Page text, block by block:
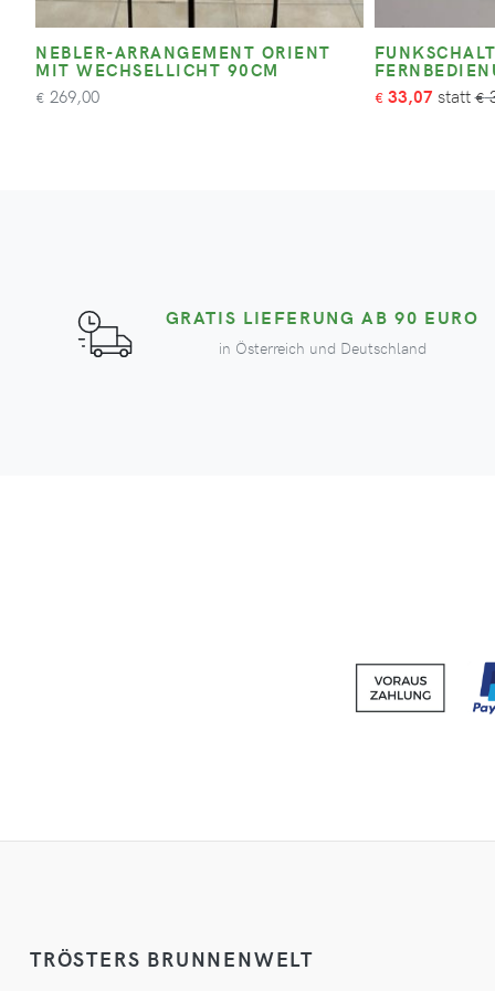
NEBLER-ARRANGEMENT ORIENT
MIT WECHSELLICHT 90CM
€ 269,00 €33,07 €
GRATIS LIEFERUNG AB 90 EURO
in Österreich und Deutschland
TRÖSTERS BRUNNENWELT